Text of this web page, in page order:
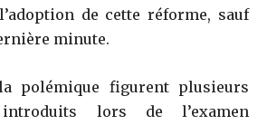
de cette réforme, sauf
minute.
polémique figurent plusieurs
introduits lors de l’examen